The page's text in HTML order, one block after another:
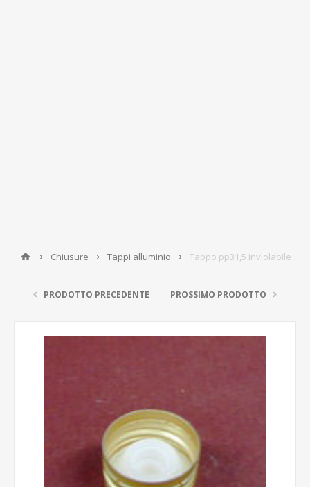
Chiusure Tappi alluminio Tappo pp31,5 inviolabile
PRODOTTO PRECEDENTE PROSSIMO PRODOTTO